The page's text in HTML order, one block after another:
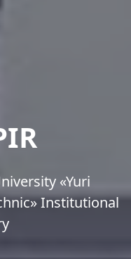
«Yuri
Institutional